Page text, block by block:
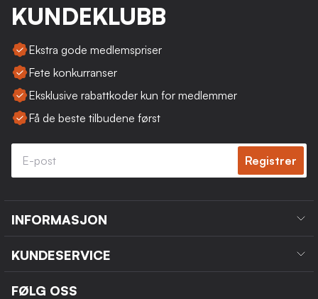
KUNDEKLUBB
Ekstra gode medlemspriser
Fete konkurranser
Eksklusive rabattkoder kun for medlemmer
Få de beste tilbudene først
Registrer
INFORMASJON
KUNDESERVICE
FØLG OSS